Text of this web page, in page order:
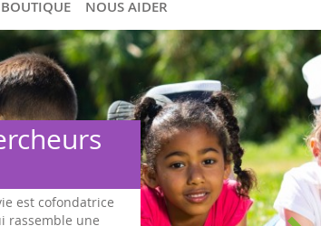
BOUTIQUE NOUS AIDER
est cofondatrice
rassemble une